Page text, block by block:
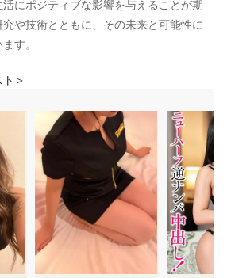
にポジティブな影響を与えることが期
や技術とともに、その未来と可能性に
す。
＞